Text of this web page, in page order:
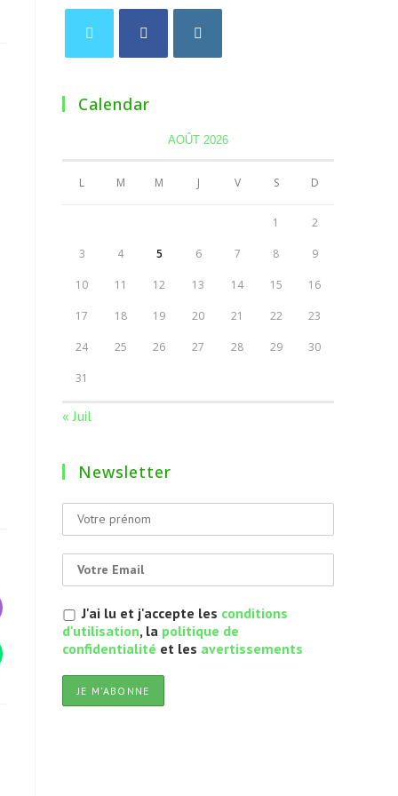
Calendar
AOÛT 2026
L M M J V S D
1 2
3 4 5 6 7 8 9
10 11 12 13 14 15 16
17 18 19 20 21 22 23
24 25 26 27 28 29 30
31
« Juil
Newsletter
J'ai lu et j'accepte les conditions
d'utilisation, la politique de
confidentialité et les avertissements